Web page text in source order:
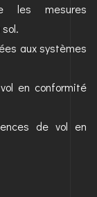
les mesures
aux systèmes
en conformité
de vol en